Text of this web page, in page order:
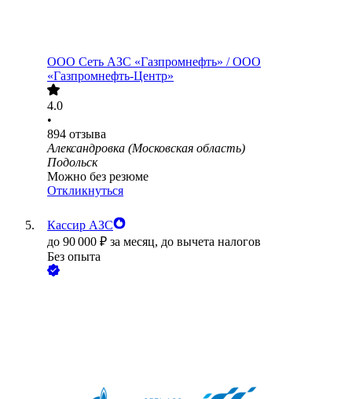
ООО Сеть АЗС «Газпромнефть» / ООО
«Газпромнефть-Центр»
4.0
•
894 отзыва
Александровка (Московская область)
Подольск
Можно без резюме
Откликнуться
Кассир АЗС
до 90 000 ₽ за месяц, до вычета налогов
Без опыта